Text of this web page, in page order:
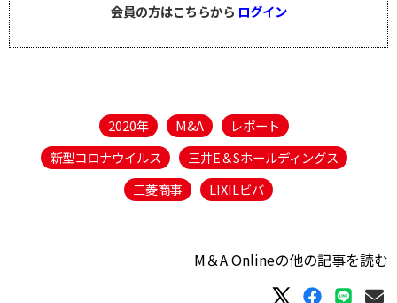
会員の方はこちらから ログイン
2020年 M&A
レポート
新型コロナウイルス
三井E＆Sホールディングス
三菱商事
LIXILビバ
M＆A Onlineの他の記事を読む